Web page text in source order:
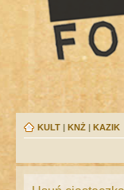
KULT | KNŻ | KAZIK